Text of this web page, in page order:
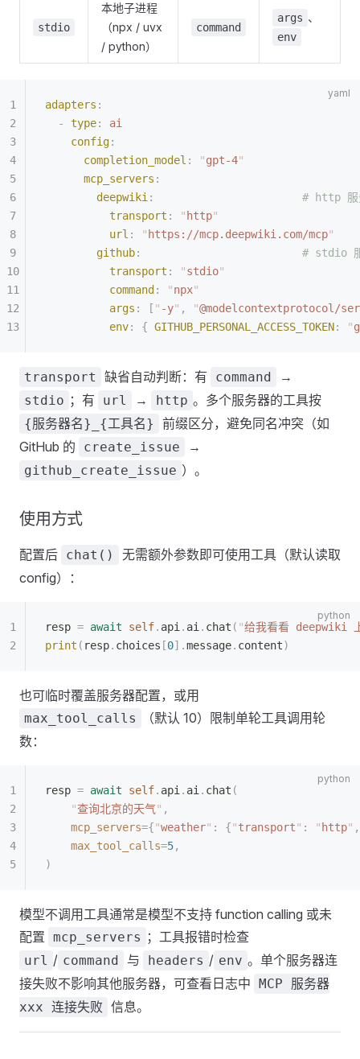
stdio
本地子进程
（npx / uvx
/ python）
command
args 、
env
adapters :
  -
type:
ai
    config
:
      completion_model
: "gpt-4"
      mcp_servers
:
        deepwiki
:
# http 服
          transport
: " http"
          url
: " https://mcp.deepwiki.com/mcp"
        github
:
# stdio
          transport
: "stdio"
          command
: "npx"
          args
: [ " -y" , "@modelcontextprotocol/
          env
: { GITHUB_PERSONAL_ACCESS_TOKEN: "
transport 缺省自动判断：有 command →
stdio ；有 url → http 。多个服务器的工具按
{服务器名}_{工具名}
前缀区分，避免同名冲突（如
GitHub 的
create_issue →
github_create_issue ）。
使用方式
配置后 chat()
无需额外参数即可使用工具（默认读取
config）：
resp = await self. api . ai . chat ( "给我看看 deepwiki
print ( resp. choices [0].message. content)
也可临时覆盖服务器配置，或用
max_tool_calls
（默认 10）限制单轮工具调用轮
数：
resp = await self. api . ai . chat (
    "
查询北京的天气" ,
    mcp_servers
={"weather" : {"transport" : " http" ,
    max_tool_calls
=5,
)
模型不调用工具通常是模型不支持 function calling 或未
配置 mcp_servers ；工具报错时检查
url / command 与 headers / env 。单个服务器连
接失败不影响其他服务器，可查看日志中
MCP 服务器
xxx 连接失败 信息。